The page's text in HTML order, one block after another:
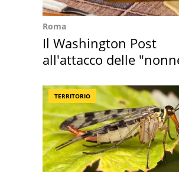
Roma
Il Washington Post
all'attacco delle
TERRITORIO